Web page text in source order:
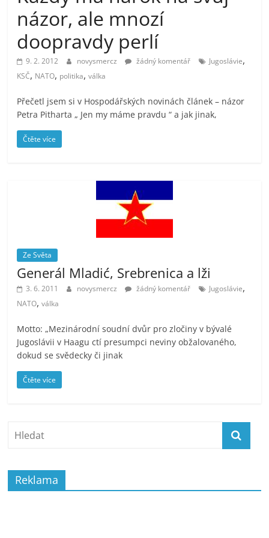
prospívá?
názor, ale mnozí
doopravdy perlí
9. 2. 2012 novysmercz žádný komentář Jugoslávie,
KSČ, NATO, politika,válka
Přečetl jsem si v Hospodářských novinách článek – názor
Petra Pitharta „ Jen my máme pravdu “ a jak jinak,
Čtěte více
Ze Světa
Generál Mladić, Srebrenica a lži
3. 6. 2011 novysmercz žádný komentář Jugoslávie,
NATO,válka
Motto: „Mezinárodní soudní dvůr pro zločiny v bývalé
Jugoslávii v Haagu ctí presumpci neviny obžalovaného,
dokud se svědecky či jinak
Čtěte více
Reklama